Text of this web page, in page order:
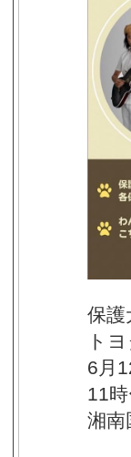
保護
ト
6月
11
湘南